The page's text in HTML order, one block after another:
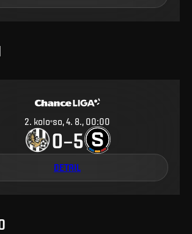
2. kolo so, 4. 8., 00:00
0–5
DETAIL